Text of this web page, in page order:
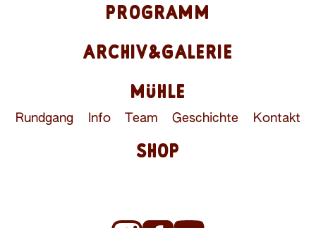
PROGRAMM
ARCHIV&GALERIE
MÜHLE
Rundgang Info Team Geschichte Kontakt
SHOP